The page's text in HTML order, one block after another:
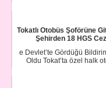
Tokatlı Otobüs Şoförüne
Şehirden 18 HGS
e Devlet’te Gördüğü
Oldu Tokat’ta özel halk